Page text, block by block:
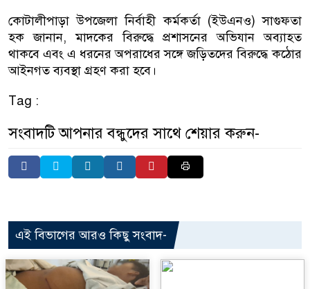
কোটালীপাড়া উপজেলা নির্বাহী কর্মকর্তা (ইউএনও) সাগুফতা
হক জানান, মাদকের বিরুদ্ধে প্রশাসনের অভিযান অব্যাহত
থাকবে এবং এ ধরনের অপরাধের সঙ্গে জড়িতদের বিরুদ্ধে কঠোর
আইনগত ব্যবস্থা গ্রহণ করা হবে।
Tag :
সংবাদটি আপনার বন্ধুদের সাথে শেয়ার করুন-
এই বিভাগের আরও কিছু সংবাদ-